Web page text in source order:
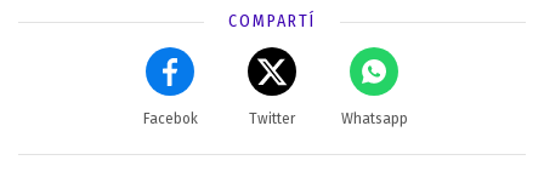
COMPARTÍ
Facebok Twitter Whatsapp